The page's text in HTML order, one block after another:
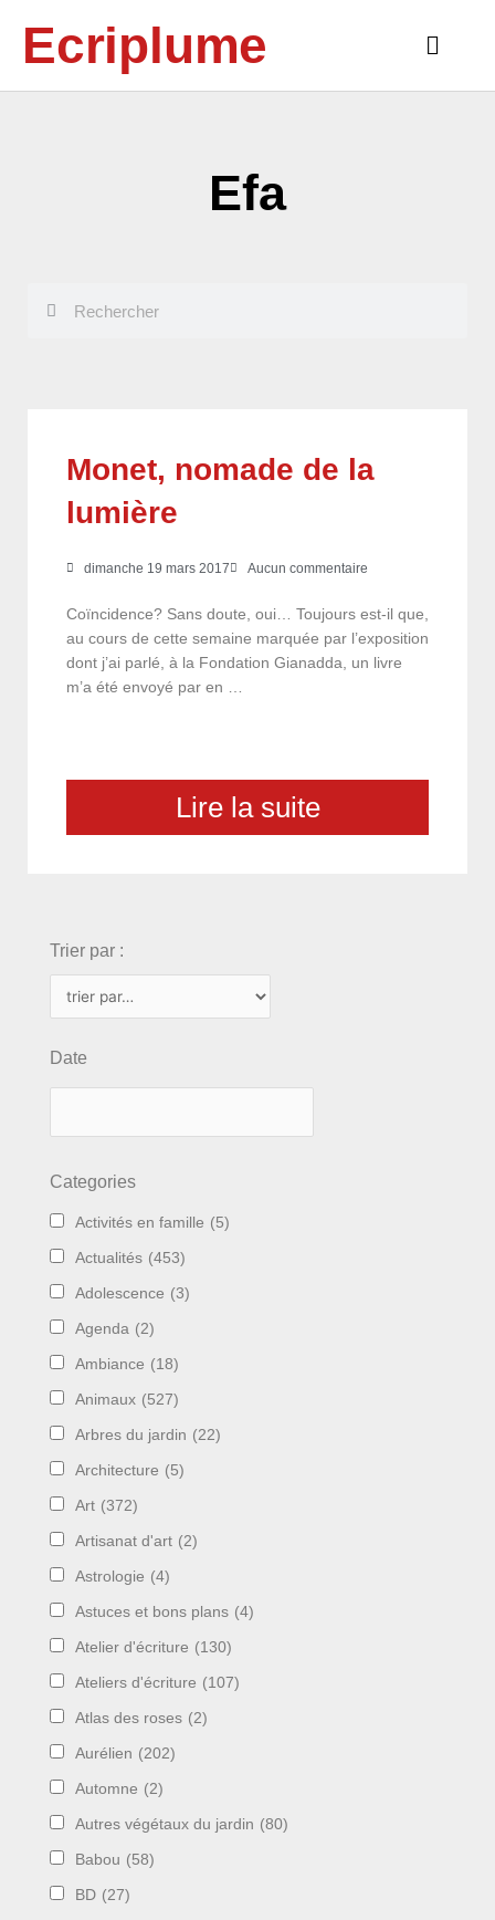
contenuEcriplume
Main
Efa
Monet, nomade de la
lumière
dimanche 19 mars 2017 Aucun commentaire
Coïncidence? Sans doute, oui… Toujours est-il que,
au cours de cette semaine marquée par l’exposition
dont j’ai parlé, à la Fondation Gianadda, un livre
m’a été envoyé par en …
Lire la suite
Trier par :
Date
Categories
Activités en famille (5)
Actualités (453)
Adolescence (3)
Agenda (2)
Ambiance (18)
Animaux (527)
Arbres du jardin (22)
Architecture (5)
Art (372)
Artisanat d'art (2)
Astrologie (4)
Astuces et bons plans (4)
Atelier d'écriture (130)
Ateliers d'écriture (107)
Atlas des roses (2)
Aurélien (202)
Automne (2)
Autres végétaux du jardin (80)
Babou (58)
BD (27)